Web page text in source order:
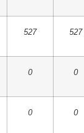
527 527
0 0
0 0